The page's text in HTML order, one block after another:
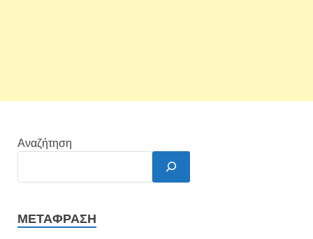
Αναζήτηση
ΜΕΤΆΦΡΑΣΗ